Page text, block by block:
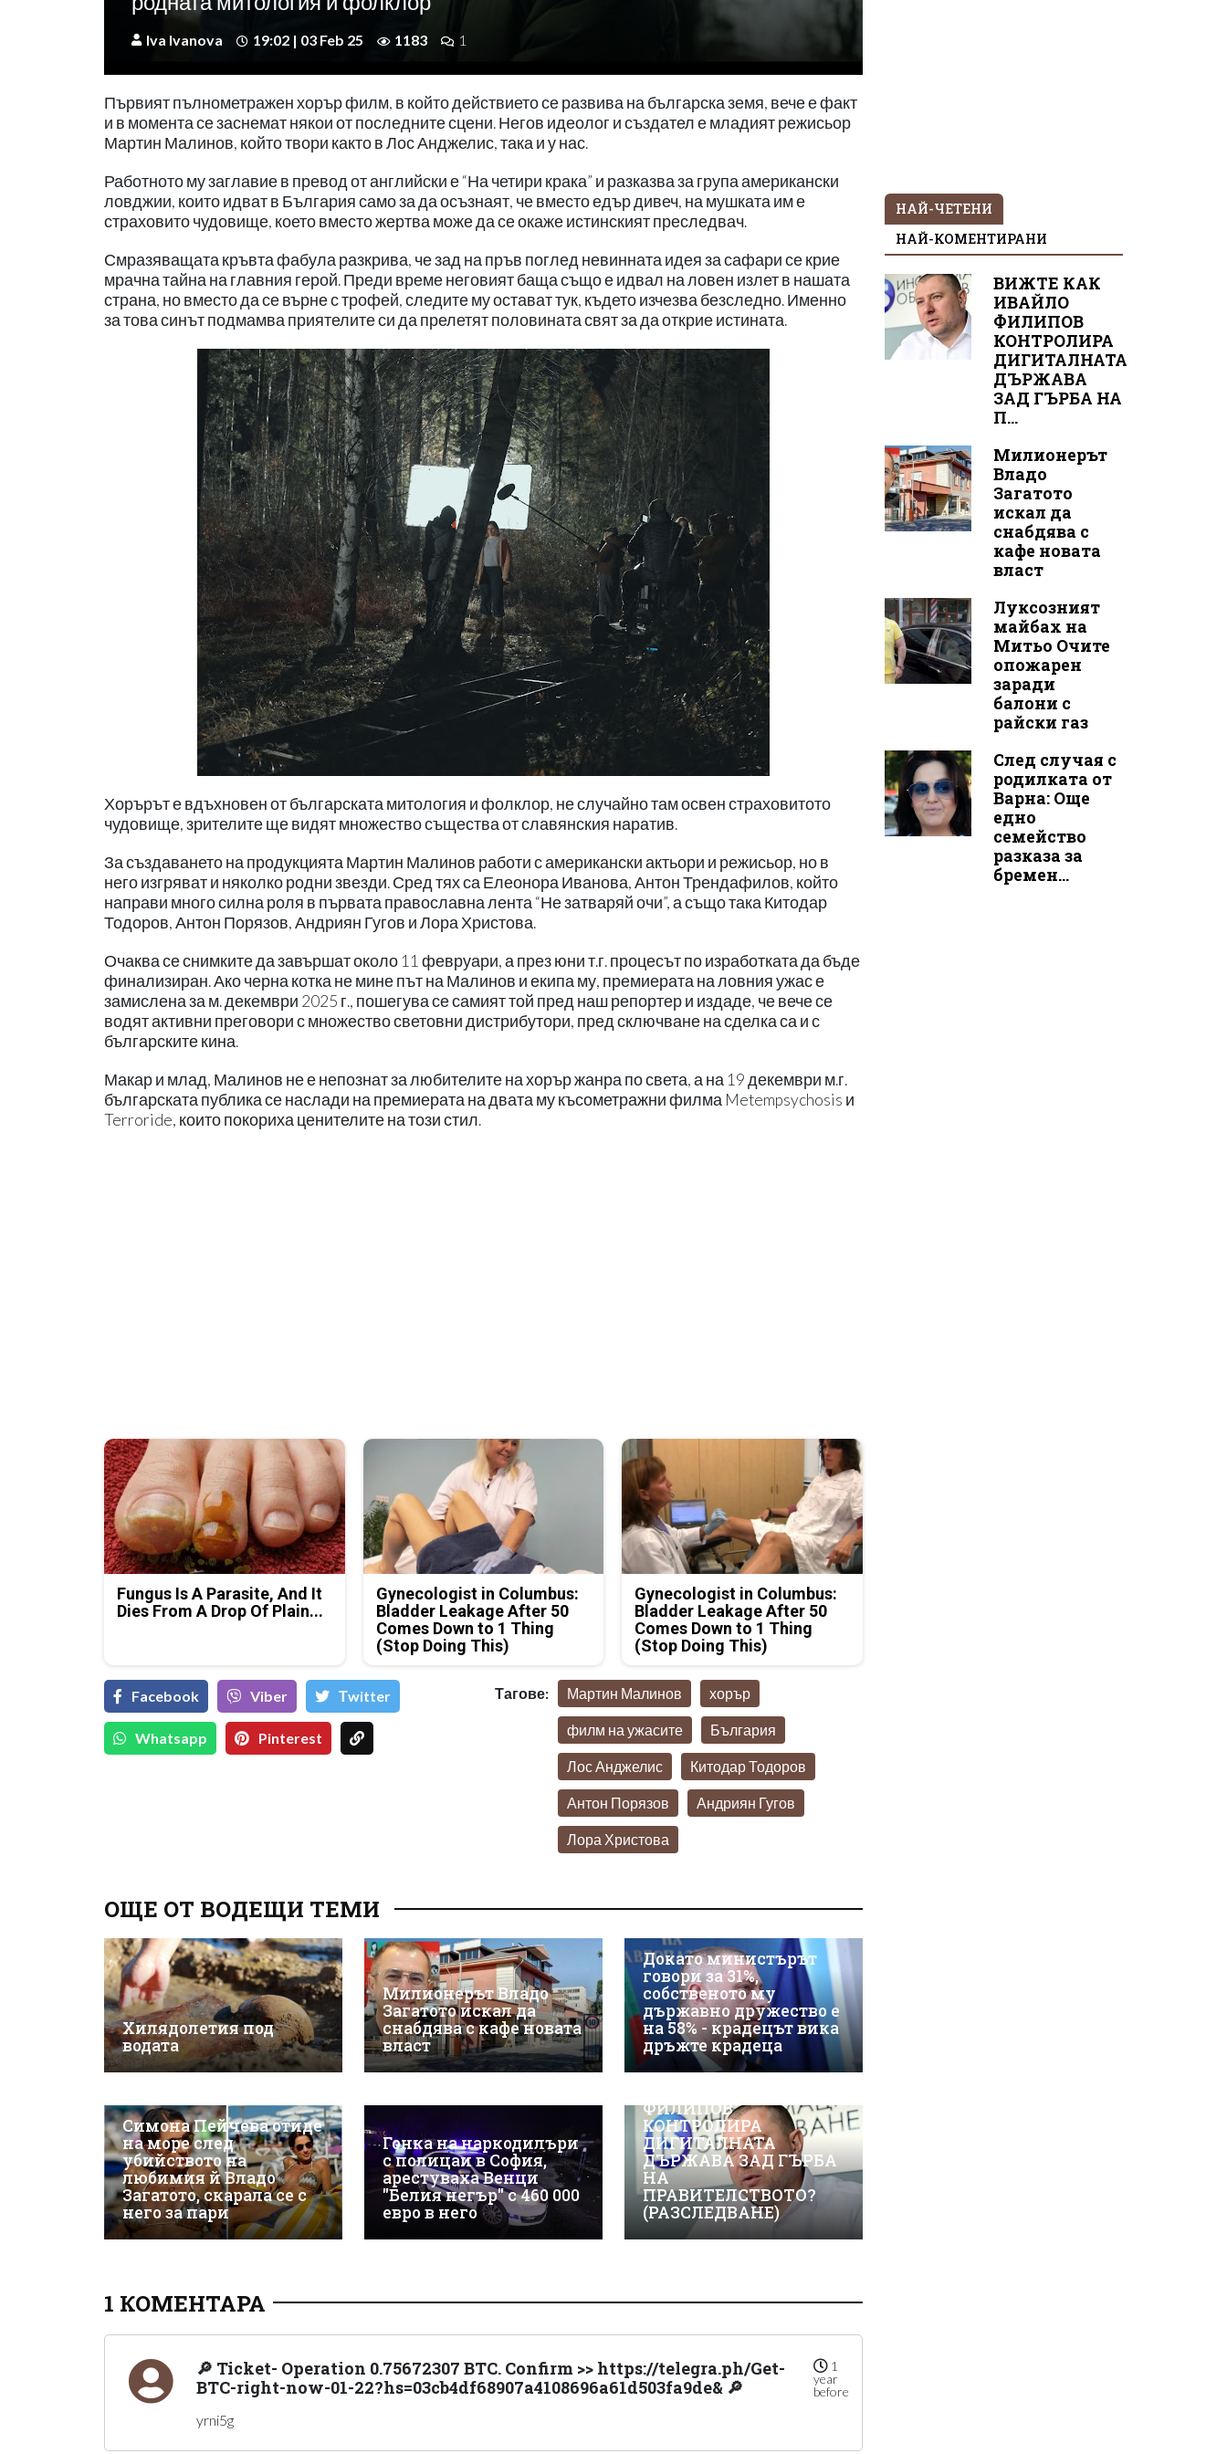
Iva Ivanova 19:02 | 03 Feb 25 1183 1
Първият пълнометражен хорър филм, в който действието се развива на българска земя, вече е факт
и в момента се заснемат някои от последните сцени. Негов идеолог и създател е младият режисьор
Мартин Малинов, който твори както в Лос Анджелис, така и у нас.
Работното му заглавие в превод от английски е “На четири крака” и разказва за група американски
ловджии, които идват в България само за да осъзнаят, че вместо едър дивеч, на мушката им е
страховито чудовище, което вместо жертва може да се окаже истинският преследвач.
Смразяващата кръвта фабула разкрива, че зад на пръв поглед невинната идея за сафари се крие
мрачна тайна на главния герой. Преди време неговият баща също е идвал на ловен излет в нашата
страна, но вместо да се върне с трофей, следите му остават тук, където изчезва безследно. Именно
за това синът подмамва приятелите си да прелетят половината свят за да открие истината.
Хорърът е вдъхновен от българската митология и фолклор, не случайно там освен страховитото
чудовище, зрителите ще видят множество същества от славянския наратив.
За създаването на продукцията Мартин Малинов работи с американски актьори и режисьор, но в
него изгряват и няколко родни звезди. Сред тях са Елеонора Иванова, Антон Трендафилов, който
направи много силна роля в първата православна лента “Не затваряй очи”, а също така Китодар
Тодоров, Антон Порязов, Андриян Гугов и Лора Христова.
Очаква се снимките да завършат около 11 февруари, а през юни т.г. процесът по изработката да бъде
финализиран. Ако черна котка не мине път на Малинов и екипа му, премиерата на ловния ужас е
замислена за м. декември 2025 г., пошегува се самият той пред наш репортер и издаде, че вече се
водят активни преговори с множество световни дистрибутори, пред сключване на сделка са и с
българските кина.
Макар и млад, Малинов не е непознат за любителите на хорър жанра по света, а на 19 декември м.г.
българската публика се наслади на премиерата на двата му късометражни филма Metempsychosis и
Terroride, които покориха ценителите на този стил.
Fungus Is A Parasite, And It
Dies From A Drop Of Plain...
Gynecologist in Columbus:
Bladder Leakage After 50
Comes Down to 1 Thing
(Stop Doing This)
Gynecologist in Columbus:
Bladder Leakage After 50
Comes Down to 1 Thing
(Stop Doing This)
Facebook Viber Тwitter
Whatsapp Pinterest
Тагове: Мартин Малинов хорър
филм на ужасите България
Лос Анджелис Китодар Тодоров
Антон Порязов Андриян Гугов
Лора Христова
ОЩЕ ОТ ВОДЕЩИ ТЕМИ
Хилядолетия под
водата
Милионерът Владо
Загатото искал да
снабдява с кафе новата
власт
Докато министърът
говори за 31%,
собственото му
държавно дружество е
на 58% - крадецът вика
дръжте крадеца
Симона Пейчева отиде
на море след
убийството на
любимия й Владо
Загатото, скарала се с
него за пари
Гонка на наркодилъри
с полицаи в София,
арестуваха Венци
"Белия негър" с 460 000
евро в него
ФИЛИПОВ
КОНТРОЛИРА
ДИГИТАЛНАТА
ДЪРЖАВА ЗАД ГЪРБА
НА
ПРАВИТЕЛСТВОТО?
(РАЗСЛЕДВАНЕ)
1 КОМЕНТАРА
🔎 Ticket- Operation 0.75672307 BTC. Confirm >> https://telegra.ph/Get-
BTC-right-now-01-22?hs=03cb4df68907a4108696a61d503fa9de& 🔎
1
year
before
yrni5g
НАЙ-ЧЕТЕНИ
НАЙ-КОМЕНТИРАНИ
ВИЖТЕ КАК
ИВАЙЛО
ФИЛИПОВ
КОНТРОЛИРА
ДИГИТАЛНАТА
ДЪРЖАВА
ЗАД ГЪРБА НА
П...
Милионерът
Владо
Загатото
искал да
снабдява с
кафе новата
власт
Луксозният
майбах на
Митьо Очите
опожарен
заради
балони с
райски газ
След случая с
родилката от
Варна: Още
едно
семейство
разказа за
бремен...